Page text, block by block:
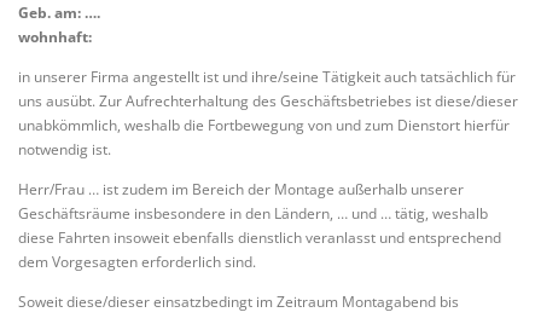
Geb. am: ….
wohnhaft:
in unserer Firma angestellt ist und ihre/seine Tätigkeit auch tatsächlich für
uns ausübt. Zur Aufrechterhaltung des Geschäftsbetriebes ist diese/dieser
unabkömmlich, weshalb die Fortbewegung von und zum Dienstort hierfür
notwendig ist.
Herr/Frau … ist zudem im Bereich der Montage außerhalb unserer
Geschäftsräume insbesondere in den Ländern, … und … tätig, weshalb
diese Fahrten insoweit ebenfalls dienstlich veranlasst und entsprechend
dem Vorgesagten erforderlich sind.
Soweit diese/dieser einsatzbedingt im Zeitraum Montagabend bis